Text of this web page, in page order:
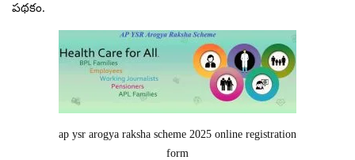
పథకం.
ap ysr arogya raksha scheme 2025 online registration
form